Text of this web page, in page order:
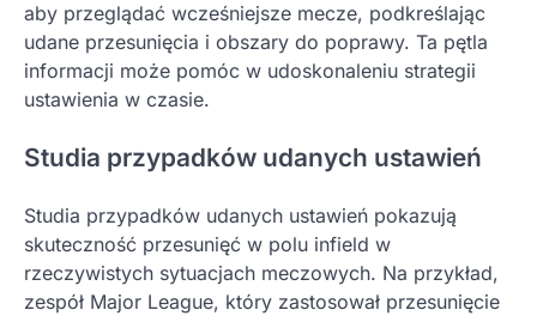
aby przeglądać wcześniejsze mecze, podkreślając
udane przesunięcia i obszary do poprawy. Ta pętla
informacji może pomóc w udoskonaleniu strategii
ustawienia w czasie.
Studia przypadków udanych ustawień
Studia przypadków udanych ustawień pokazują
skuteczność przesunięć w polu infield w
rzeczywistych sytuacjach meczowych. Na przykład,
zespół Major League, który zastosował przesunięcie